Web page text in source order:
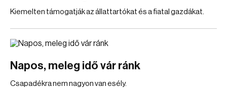
Kiemelten támogatják az állattartókat és a fiatal gazdákat.
Napos, meleg idő vár ránk
Csapadékra nem nagyon van esély.